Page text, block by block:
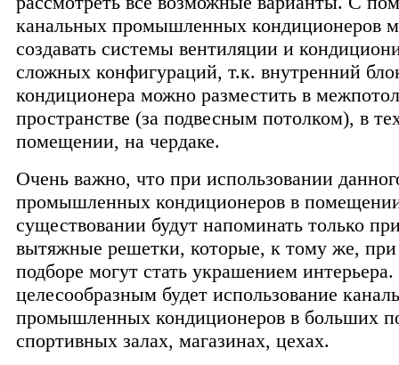
канальных промышленных кондиционеров
создавать системы вентиляции и
сложных конфигураций, т.к. внутренний
кондиционера можно разместить в
пространстве (за подвесным потолком), в
помещении, на чердаке.
Очень важно, что при использовании
промышленных кондиционеров в
существовании будут напоминать только
вытяжные решетки, которые, к тому же,
подборе могут стать украшением
целесообразным будет использование
промышленных кондиционеров в больших
спортивных залах, магазинах, цехах.